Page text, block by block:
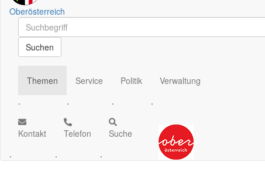
Oberösterreich
Schnellsuche
Schnellsuche
Suchen
Themen
.
Service
.
Politik
.
Verwaltung
.
Kontakt
.
Telefon
.
Suche
.